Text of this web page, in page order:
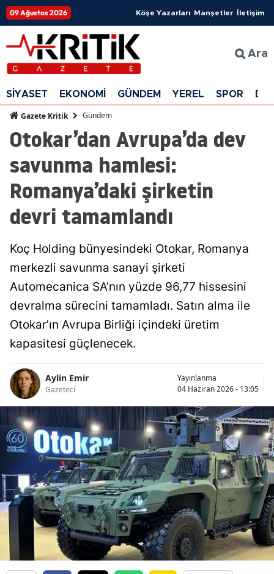
09 Ağustos 2026 Köşe Yazarları Manşetler İletişim
Ara
SİYASET EKONOMİ GÜNDEM YEREL SPOR
Gazete Kritik Gündem
Otokar’dan Avrupa’da dev
savunma hamlesi:
Romanya’daki şirketin
devri tamamlandı
Koç Holding bünyesindeki Otokar, Romanya
merkezli savunma sanayi şirketi
Automecanica SA’nın yüzde 96,77 hissesini
devralma sürecini tamamladı. Satın alma ile
Otokar’ın Avrupa Birliği içindeki üretim
kapasitesi güçlenecek.
Aylin Emir
Gazeteci
Yayınlanma
04 Haziran 2026 - 13:05